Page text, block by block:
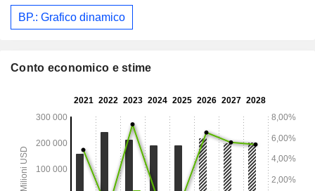
BP.: Grafico dinamico
Conto economico e stime